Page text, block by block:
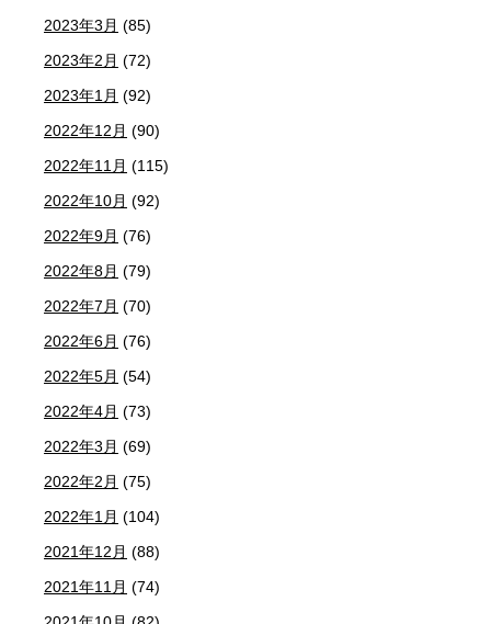
2023年3月 (85)
2023年2月 (72)
2023年1月 (92)
2022年12月 (90)
2022年11月 (115)
2022年10月 (92)
2022年9月 (76)
2022年8月 (79)
2022年7月 (70)
2022年6月 (76)
2022年5月 (54)
2022年4月 (73)
2022年3月 (69)
2022年2月 (75)
2022年1月 (104)
2021年12月 (88)
2021年11月 (74)